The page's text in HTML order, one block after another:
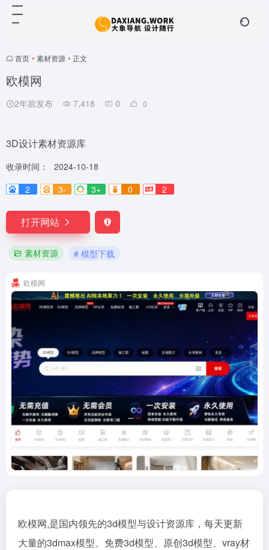
首页 • 素材资源 • 正文
欧模网
2年前发布 7,418 0 0
3D设计素材资源库
收录时间：
2024-10-18
2
3- 3+ 0 2
打开网站
素材资源 # 模型下载
欧模网
欧模网,是国内领先的3d模型与设计资源库，每天更新
大量的3dmax模型、免费3d模型、原创3d模型、vray材